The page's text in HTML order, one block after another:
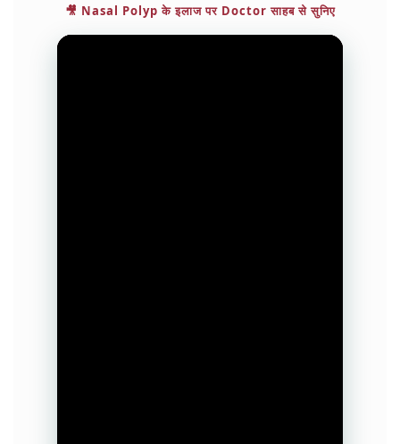
🎥 Nasal Polyp के इलाज पर Doctor साहब से सुनिए